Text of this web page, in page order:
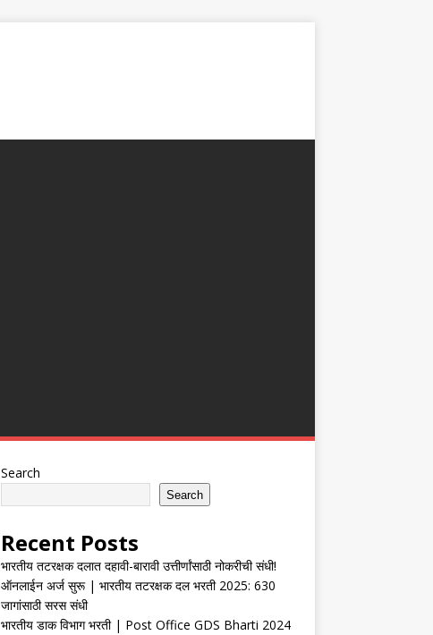
Search
Search
Recent Posts
भारतीय तटरक्षक दलात दहावी-बारावी उत्तीर्णांसाठी नोकरीची संधी!
ऑनलाईन अर्ज सुरू | भारतीय तटरक्षक दल भरती 2025: 630
जागांसाठी सरस संधी
भारतीय डाक विभाग भरती | Post Office GDS Bharti 2024